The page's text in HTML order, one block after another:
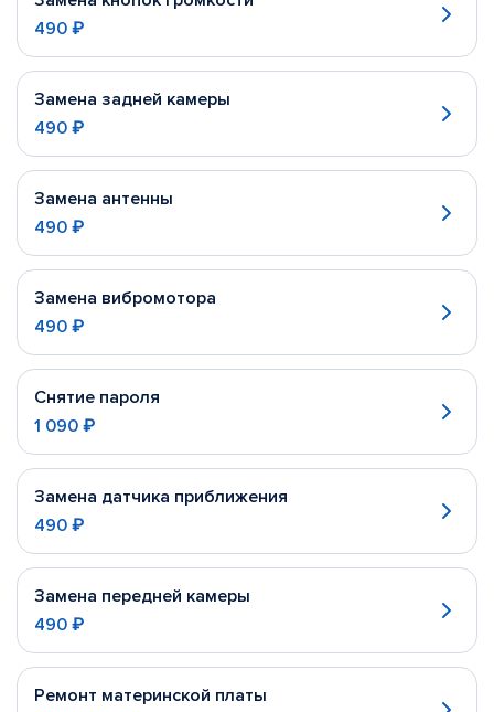
490 ₽
Замена задней камеры
490 ₽
Замена антенны
490 ₽
Замена вибромотора
490 ₽
Снятие пароля
1 090 ₽
Замена датчика приближения
490 ₽
Замена передней камеры
490 ₽
Ремонт материнской платы